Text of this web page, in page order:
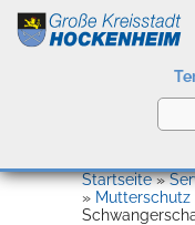
Startseite»
» Mutterschutz